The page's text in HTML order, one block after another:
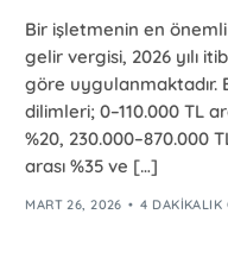
Bir işletmenin en
gelir vergisi, 2026 yılı
göre uygulanmaktadır.
dilimleri; 0–110.000 TL
%20, 230.000–870.000
arası %35 ve […]
MART 26, 2026 4 DAKIKALIK